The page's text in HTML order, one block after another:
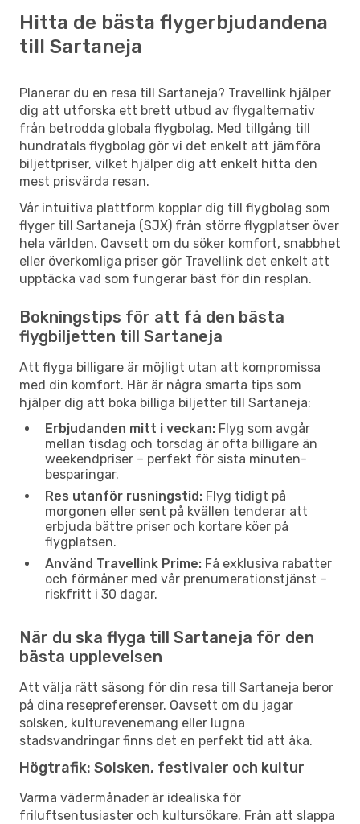
Hitta de bästa flygerbjudandena
till Sartaneja
Planerar du en resa till Sartaneja? Travellink hjälper
dig att utforska ett brett utbud av flygalternativ
från betrodda globala flygbolag. Med tillgång till
hundratals flygbolag gör vi det enkelt att jämföra
biljettpriser, vilket hjälper dig att enkelt hitta den
mest prisvärda resan.
Vår intuitiva plattform kopplar dig till flygbolag som
flyger till Sartaneja (SJX) från större flygplatser över
hela världen. Oavsett om du söker komfort, snabbhet
eller överkomliga priser gör Travellink det enkelt att
upptäcka vad som fungerar bäst för din resplan.
Bokningstips för att få den bästa
flygbiljetten till Sartaneja
Att flyga billigare är möjligt utan att kompromissa
med din komfort. Här är några smarta tips som
hjälper dig att boka billiga biljetter till Sartaneja:
Erbjudanden mitt i veckan: Flyg som avgår
mellan tisdag och torsdag är ofta billigare än
weekendpriser – perfekt för sista minuten-
besparingar.
Res utanför rusningstid: Flyg tidigt på
morgonen eller sent på kvällen tenderar att
erbjuda bättre priser och kortare köer på
flygplatsen.
Använd Travellink Prime: Få exklusiva rabatter
och förmåner med vår prenumerationstjänst –
riskfritt i 30 dagar.
När du ska flyga till Sartaneja för den
bästa upplevelsen
Att välja rätt säsong för din resa till Sartaneja beror
på dina resepreferenser. Oavsett om du jagar
solsken, kulturevenemang eller lugna
stadsvandringar finns det en perfekt tid att åka.
Högtrafik: Solsken, festivaler och kultur
Varma vädermånader är idealiska för
friluftsentusiaster och kultursökare. Från att slappa